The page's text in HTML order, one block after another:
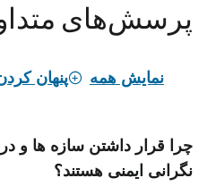
پرسش‌های
نمایش همه پنهان
چرا قرار داشتن سازه ها و
نگرانی ایمنی هستند؟